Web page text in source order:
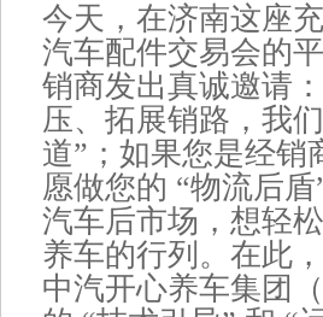
今天，在济南这座
汽车配件交易会的
销商发出真诚邀请
压、拓展销路，我
道”；如果您是经销
愿做您的 “物流后
汽车后市场，想轻
养车的行列。在此
中汽开心养车集团